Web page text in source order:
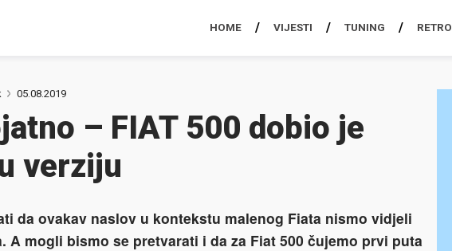
HOME VIJESTI TUNING RETRO
05.08.2019
– FIAT 500 dobio je
verziju
da ovakav naslov u kontekstu malenog Fiata nismo vidjeli
A mogli bismo se pretvarati i da za Fiat 500 čujemo prvi puta